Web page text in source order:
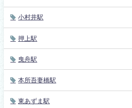
小村井駅
押上駅
曳舟駅
本所吾妻橋駅
東あずま駅